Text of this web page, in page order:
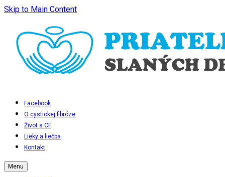
Skip to Main Content
Facebook
O cystickej fibróze
Život s CF
Lieky a liečba
Kontakt
Menu